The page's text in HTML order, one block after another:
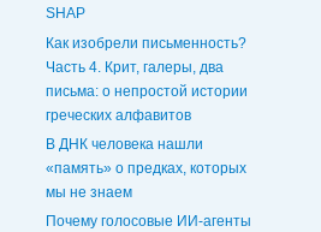
SHAP
Как изобрели письменность?
Часть 4. Крит, галеры, два
письма: о непростой истории
греческих алфавитов
В ДНК человека нашли
«память» о предках, которых
мы не знаем
Почему голосовые ИИ‑агенты